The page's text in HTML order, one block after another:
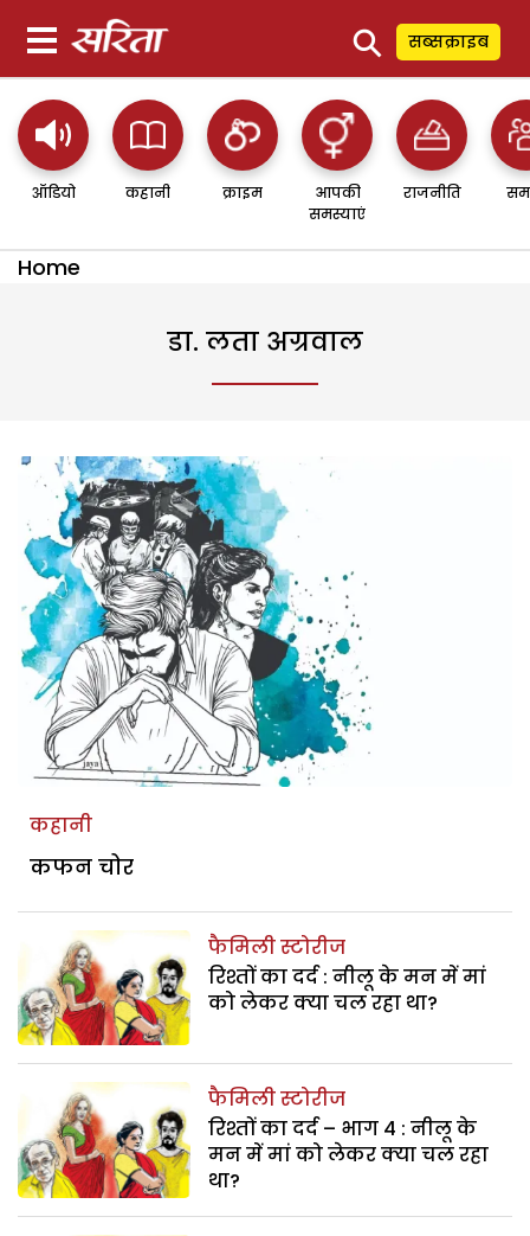
⚲ सब्सक्राइब
ऑडियो कहानी क्राइम
आपकी
समस्याएं
राजनीति
Home
डा. लता अग्रवाल
कहानी
कफन चोर
फैमिली स्टोरीज
रिश्तों का दर्द : नीलू के मन में मां
को लेकर क्या चल रहा था?
फैमिली स्टोरीज
रिश्तों का दर्द – भाग 4 : नीलू के
मन में मां को लेकर क्या चल रहा
था?